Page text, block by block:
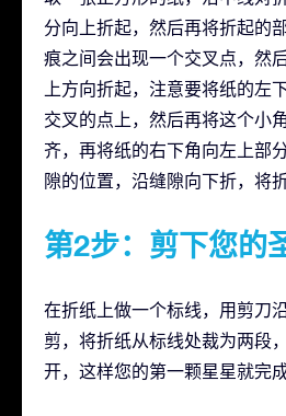
分向上折起，然后再将折起的
痕之间会出现一个交叉点，然
上方向折起，注意要将纸的左
交叉的点上，然后再将这个小
齐，再将纸的右下角向左上部
隙的位置，沿缝隙向下折，将
第2步：剪下您的
在折纸上做一个标线，用剪刀
剪，将折纸从标线处裁为两段
开，这样您的第一颗星星就完成